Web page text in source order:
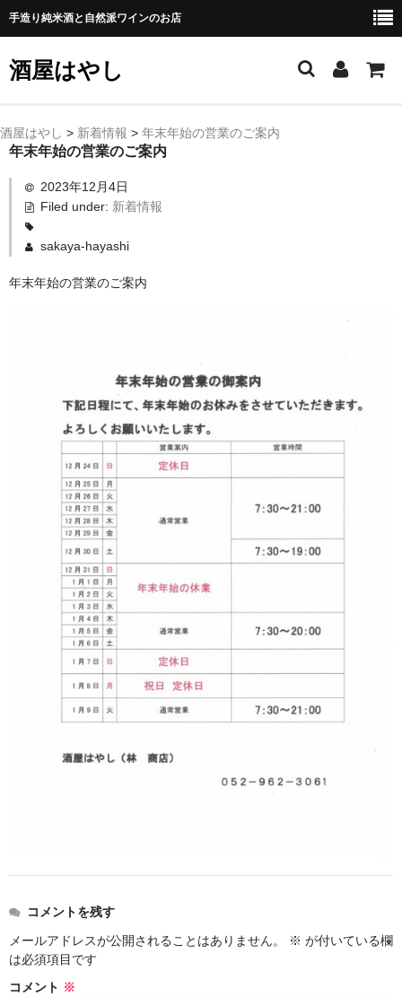
手造り純米酒と自然派ワインのお店
酒屋はやし
ホーム
純 米 酒
よえもん 川村酒造店（岩手県花巻市）
田从･月下の舞 舞鶴酒造（秋田県横手市）
神亀 神亀酒造（埼玉県蓮田市）
隆・丹沢山 川西屋酒造店（神奈川県足柄上郡）
長珍 長珍酒造（愛知県津島市）
天遊琳・伊勢の白酒 タカハシ酒造（三重県四日市市）
るみ子の酒・英・妙の華 森喜酒造（三重県伊賀市）
大治郎・喜量能 畑酒造（滋賀県東近江市）
秋鹿・奥鹿 秋鹿酒造（大阪府豊能郡能勢町）
睡龍・生もとのどぶ 久保本家酒造（奈良県宇陀市）
旭菊・綾花 旭菊酒造（福岡県久留米市）
本 格 焼 酎
酒屋はやし > 新着情報 > 年末年始の営業のご案内
年末年始の営業のご案内
2023年12月4日
Filed under: 新着情報
sakaya-hayashi
年末年始の営業のご案内
コメントを残す
メールアドレスが公開されることはありません。
※ が付いている欄
は必須項目です
コメント ※